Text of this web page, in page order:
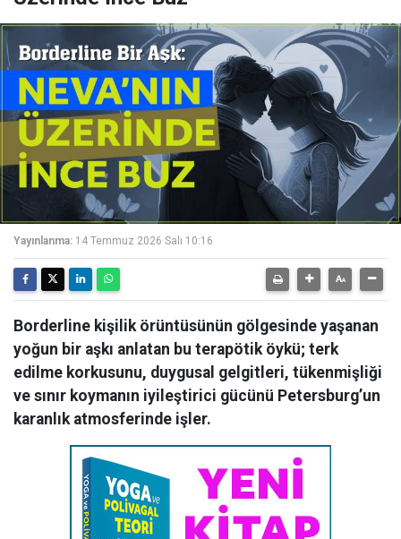
Yayınlanma: 14 Temmuz 2026 Salı 10:16
Borderline kişilik örüntüsünün gölgesinde yaşanan
yoğun bir aşkı anlatan bu terapötik öykü; terk
edilme korkusunu, duygusal gelgitleri, tükenmişliği
ve sınır koymanın iyileştirici gücünü Petersburg’un
karanlık atmosferinde işler.